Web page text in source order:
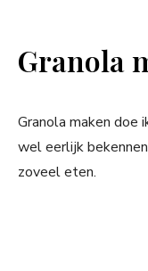
Granola
Granola maken doe
wel eerlijk
zoveel eten.